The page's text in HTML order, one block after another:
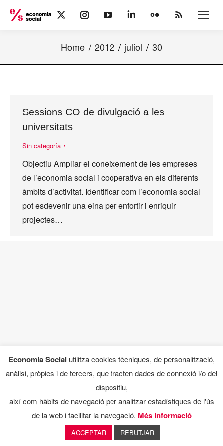
X
page
in
window
Instagram
page
in
window
YouTube
page
in
window
Linkedin
page
in
window
Flickr
page
in
window
Rss
page
window
Home 2012 juliol 30
Sessions CO de divulgació a les
universitats
Sin categoría
Objectiu Ampliar el coneixement de les empreses
de l’economia social i cooperativa en els diferents
àmbits d’activitat. Identificar com l’economia social
pot esdevenir una eina per enfortir i enriquir
projectes…
Economia Social utilitza cookies tècniques, de personalització,
anàlisi, pròpies i de tercers, que tracten dades de connexió i/o del
dispositiu,
així com hàbits de navegació per analitzar estadístiques de l'ús
de la web i facilitar la navegació. Més informació
ACCEPTAR REBUTJAR